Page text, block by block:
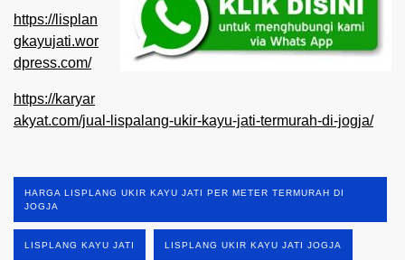
https://lisplan
gkayujati.wor
dpress.com/
https://karyar
akyat.com/jual-lispalang-ukir-kayu-jati-termurah-di-jogja/
HARGA LISPLANG UKIR KAYU JATI PER METER TERMURAH DI
JOGJA
LISPLANG KAYU JATI LISPLANG UKIR KAYU JATI JOGJA